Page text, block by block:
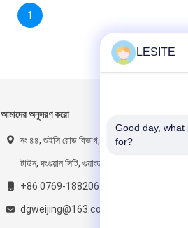
1
আমাদের অনুসরণ করো
নং ৪৪, শুইসি রোড বিভাগ, হানসি, চাশান
টাউন, দংগুয়ান সিটি, গুয়াংডং প্রদেশ
+86 0769-18820617197
dgweijing@163.com
LESITE
Good day,
for?